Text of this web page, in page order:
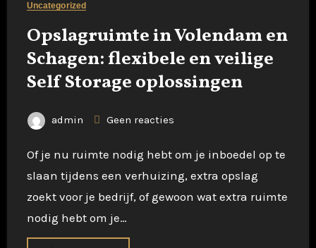
Uncategorized
Opslagruimte in Volendam en
Schagen: flexibele en veilige
Self Storage oplossingen
admin Geen reacties
Of je nu ruimte nodig hebt om je inboedel op te
slaan tijdens een verhuizing, extra opslag
zoekt voor je bedrijf, of gewoon wat extra ruimte
nodig hebt om je…